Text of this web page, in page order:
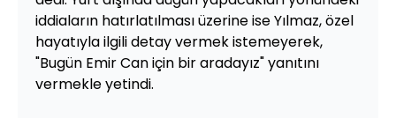
iddiaların hatırlatılması üzerine ise Yılmaz, özel
hayatıyla ilgili detay vermek istemeyerek,
"Bugün Emir Can için bir aradayız" yanıtını
vermekle yetindi.